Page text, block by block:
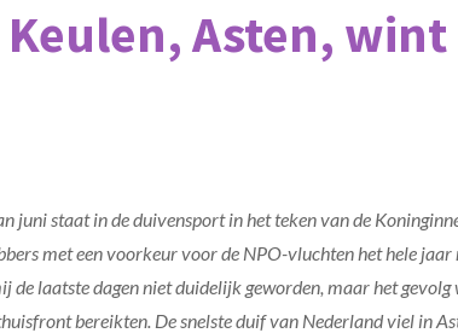
Asten,
juni staat in de duivensport in het teken van de
met een voorkeur voor de NPO-vluchten het hele
de laatste dagen niet duidelijk geworden, maar het
bereikten. De snelste duif van Nederland viel in